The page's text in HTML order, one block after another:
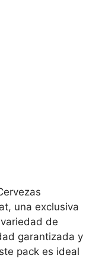
una exclusiva
de
garantizada y
pack es ideal